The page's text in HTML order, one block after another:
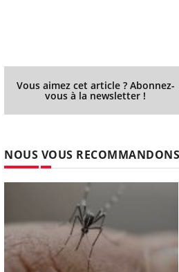
Vous aimez cet article ? Abonnez-
vous à la newsletter !
NOUS VOUS RECOMMANDONS